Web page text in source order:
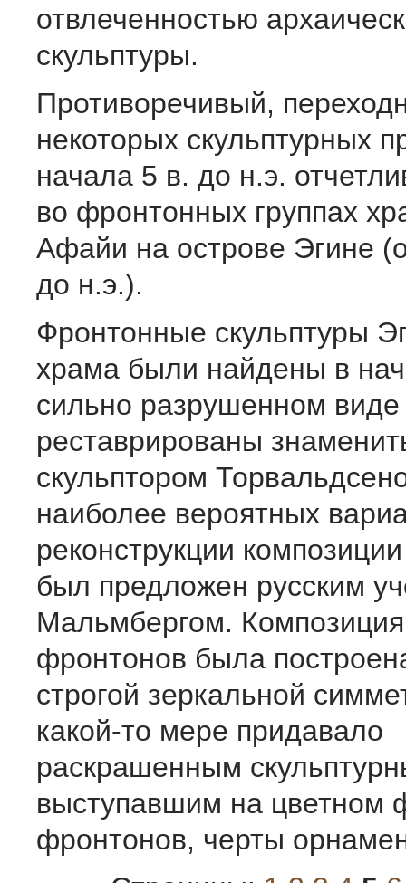
отвлеченностью
скульптуры.
Противоречивый,
некоторых скульптурных
начала 5 в. до н.э.
во фронтонных группах
Афайи на острове Эгине
до н.э.).
Фронтонные скульптуры
храма были найдены в
сильно разрушенном виде
реставрированы
скульптором
наиболее вероятных
реконструкции
был предложен русским
Мальмбергом.
фронтонов была
строгой зеркальной
какой-то мере придавало
раскрашенным
выступавшим на цветном
фронтонов, черты